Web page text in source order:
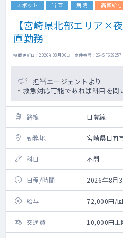
スポット 当直 病院 高額給与
【宮崎県北部エリア×
直勤務
掲載更新日 : 2026年08月06日 案件番号 : 26-SF639257
担当エージェントより
・救急対応可能であれば科目を問
路線 日豊線
勤務地 宮崎県日向
科目 不問
日程/時間 2026年8月
給与 72,000円/回
交通費 10,000円上